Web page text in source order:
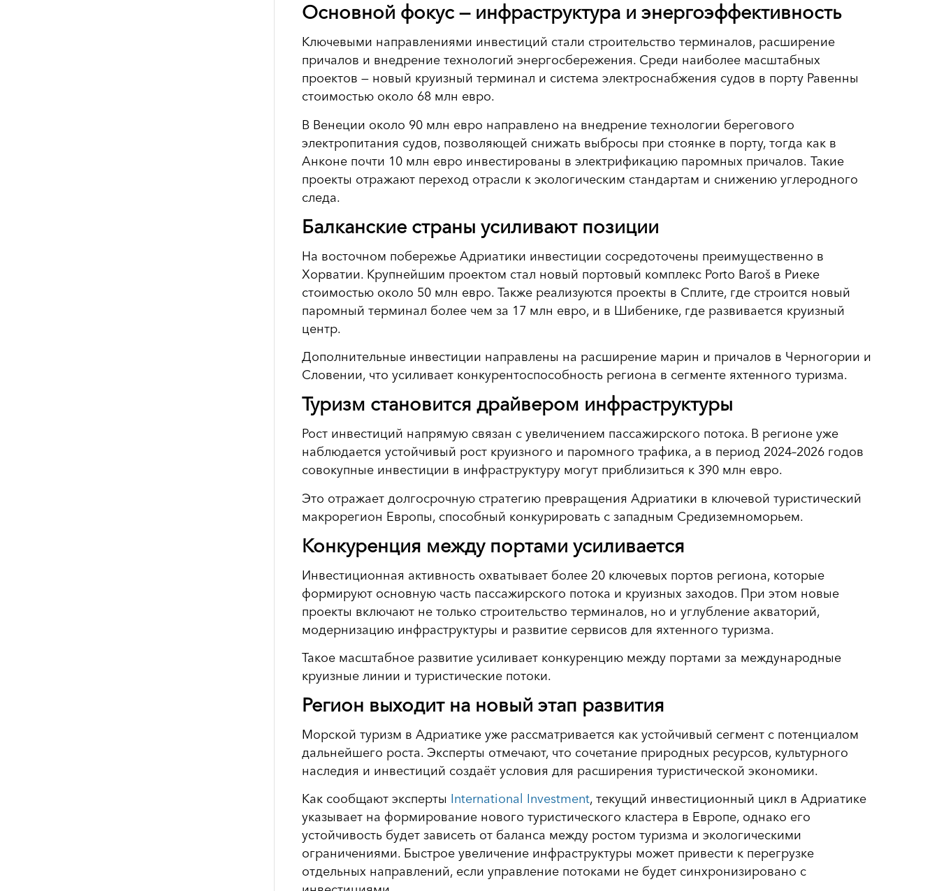
Основной фокус — инфраструктура и энергоэффективность
Ключевыми направлениями инвестиций стали строительство терминалов, расширение
причалов и внедрение технологий энергосбережения. Среди наиболее масштабных
проектов — новый круизный терминал и система электроснабжения судов в порту Равенны
стоимостью около 68 млн евро.
В Венеции около 90 млн евро направлено на внедрение технологии берегового
электропитания судов, позволяющей снижать выбросы при стоянке в порту, тогда как в
Анконе почти 10 млн евро инвестированы в электрификацию паромных причалов. Такие
проекты отражают переход отрасли к экологическим стандартам и снижению углеродного
следа.
Балканские страны усиливают позиции
На восточном побережье Адриатики инвестиции сосредоточены преимущественно в
Хорватии. Крупнейшим проектом стал новый портовый комплекс Porto Baroš в Риеке
стоимостью около 50 млн евро. Также реализуются проекты в Сплите, где строится новый
паромный терминал более чем за 17 млн евро, и в Шибенике, где развивается круизный
центр.
Дополнительные инвестиции направлены на расширение марин и причалов в Черногории и
Словении, что усиливает конкурентоспособность региона в сегменте яхтенного туризма.
Туризм становится драйвером инфраструктуры
Рост инвестиций напрямую связан с увеличением пассажирского потока. В регионе уже
наблюдается устойчивый рост круизного и паромного трафика, а в период 2024–2026 годов
совокупные инвестиции в инфраструктуру могут приблизиться к 390 млн евро.
Это отражает долгосрочную стратегию превращения Адриатики в ключевой туристический
макрорегион Европы, способный конкурировать с западным Средиземноморьем.
Конкуренция между портами усиливается
Инвестиционная активность охватывает более 20 ключевых портов региона, которые
формируют основную часть пассажирского потока и круизных заходов. При этом новые
проекты включают не только строительство терминалов, но и углубление акваторий,
модернизацию инфраструктуры и развитие сервисов для яхтенного туризма.
Такое масштабное развитие усиливает конкуренцию между портами за международные
круизные линии и туристические потоки.
Регион выходит на новый этап развития
Морской туризм в Адриатике уже рассматривается как устойчивый сегмент с потенциалом
дальнейшего роста. Эксперты отмечают, что сочетание природных ресурсов, культурного
наследия и инвестиций создаёт условия для расширения туристической экономики.
Как сообщают эксперты International Investment, текущий инвестиционный цикл в Адриатике
указывает на формирование нового туристического кластера в Европе, однако его
устойчивость будет зависеть от баланса между ростом туризма и экологическими
ограничениями. Быстрое увеличение инфраструктуры может привести к перегрузке
отдельных направлений, если управление потоками не будет синхронизировано с